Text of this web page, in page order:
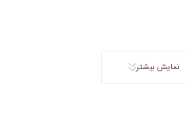
نمایش بیشتر